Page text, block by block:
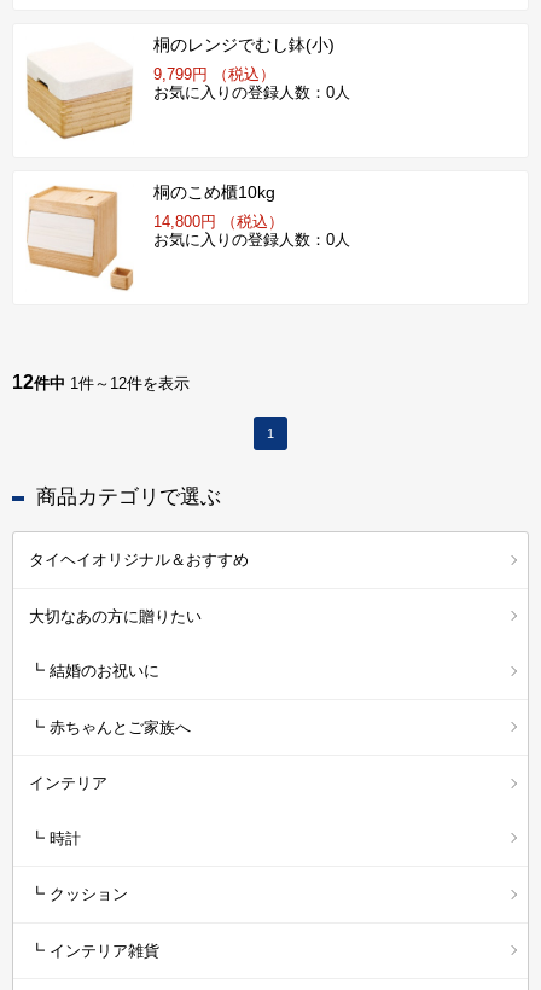
桐のレンジでむし鉢(小)
9,799円 （税込）
お気に入りの登録人数：0人
桐のこめ櫃10kg
14,800円 （税込）
お気に入りの登録人数：0人
12件中 1件～12件を表示
1
商品カテゴリで選ぶ
タイヘイオリジナル＆おすすめ
大切なあの方に贈りたい
┗ 結婚のお祝いに
┗ 赤ちゃんとご家族へ
インテリア
┗ 時計
┗ クッション
┗ インテリア雑貨